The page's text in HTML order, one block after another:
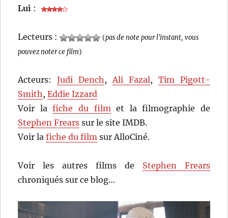
Lui :
Lecteurs : (pas de note pour l'instant, vous
pouvez noter ce film)
Acteurs:Judi Dench,Ali Fazal, Tim Pigott-
Smith,Eddie Izzard
Voir lafiche du filmet la filmographie de
Stephen Frears sur le site IMDB.
Voir lafiche du film sur AlloCiné.
Voir les autres films de Stephen Frears
chroniqués sur ce blog…